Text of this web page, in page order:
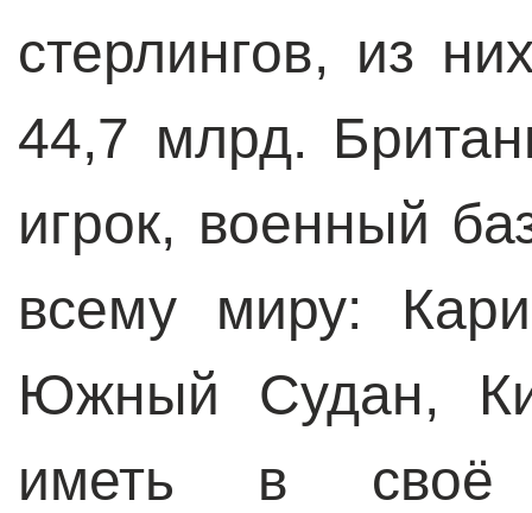
стерлингов, из
44,7 млрд.
игрок, военный
всему миру:
Южный Судан,
иметь в своё